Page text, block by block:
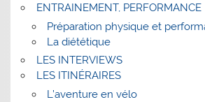
ENTRAINEMENT, PERFORMANCE
Préparation physique et
La diététique
LES INTERVIEWS
LES ITINÉRAIRES
L’aventure en vélo